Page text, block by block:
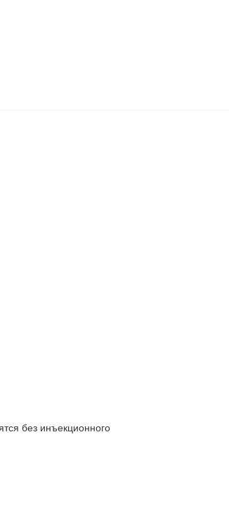
без инъекционного